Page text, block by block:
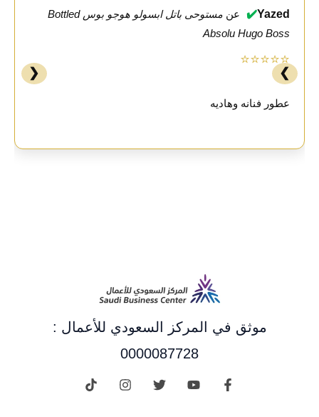
Yazed
✔️ عن
مستوحى باتل ابسولو هوجو بوس Bottled
Absolu Hugo Boss
⭐⭐⭐⭐⭐
عطور فنانه وهاديه
❮ ❯
موثق في المركز السعودي للأعمال :
0000087728